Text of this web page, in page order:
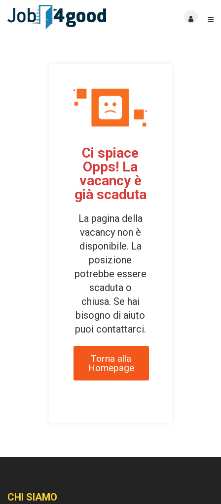
Ci spiace
Opps! La
vacancy è
già scaduta
La pagina della
vacancy non è
disponibile. La
posizione
potrebbe essere
scaduta o
chiusa. Se hai
bisogno di aiuto
puoi contattarci.
Torna alla
Homepage
CHI SIAMO